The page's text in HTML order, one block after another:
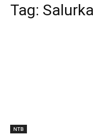
Tag:
NTB